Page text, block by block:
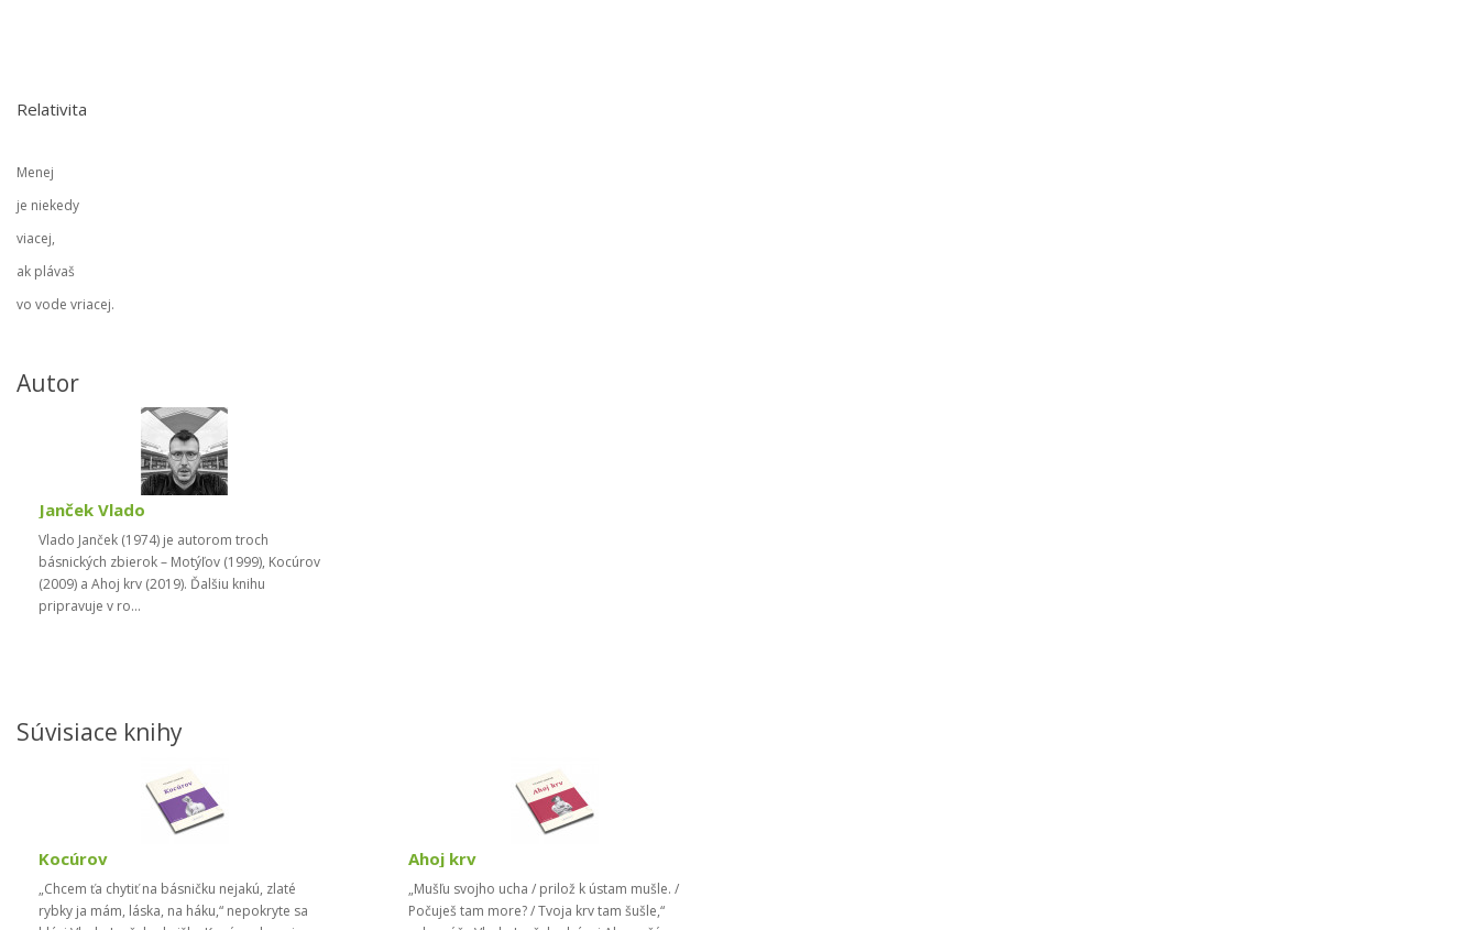
Relativita
Menej
je niekedy
viacej,
ak plávaš
vo vode vriacej.
Autor
Janček Vlado
Vlado Janček (1974) je autorom troch
básnických zbierok – Motýľov (1999), Kocúrov
(2009) a Ahoj krv (2019). Ďalšiu knihu
pripravuje v ro...
Súvisiace knihy
Kocúrov
„Chcem ťa chytiť na básničku nejakú, zlaté
rybky ja mám, láska, na háku,“ nepokryte sa
Ahoj krv
„Mušľu svojho ucha / prilož k ústam mušle. /
Počuješ tam more? / Tvoja krv tam šušle,“